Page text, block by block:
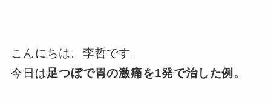
こんにちは。李哲です。
今日は足つぼで胃の激痛を1発で治した例。